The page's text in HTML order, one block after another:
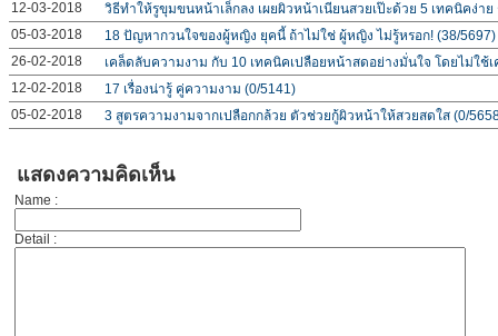
12-03-2018
วิธีทำให้รูขุมขนหน้าเล็กลง เผยผิวหน้าเนียนสวยเป๊ะด้วย 5 เทคนิคง่าย
05-03-2018
18 ปัญหากวนใจของผู้หญิง ยุคนี้ ถ้าไม่ใช่ ผู้หญิง ไม่รู้หรอก! (38/5697)
26-02-2018
เคล็ดลับความงาม กับ 10 เทคนิคเปลือยหน้าสดอย่างมั่นใจ โดยไม่ใช้เ
12-02-2018
17 เรื่องน่ารู้ คู่ความงาม (0/5141)
05-02-2018
3 สูตรความงามจากเปลือกกล้วย ตัวช่วยกู้ผิวหน้าให้สวยสดใส (0/
แสดงความคิดเห็น
Name :
Detail :